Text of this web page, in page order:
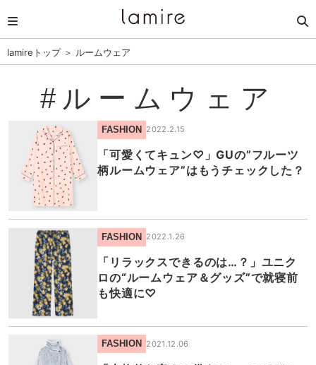
lamireトップ＞ ルームウェア
#ルームウェア
FASHION 2022.2.15
「可愛くてキュン♡」GUの”フルーツ
柄ルームウェア”はもうチェックした？
FASHION 2022.1.26
「リラックスできるのは…？」ユニク
ロの“ルームウェア＆グッズ”で就寝前
も快適に♡
FASHION 2021.12.06